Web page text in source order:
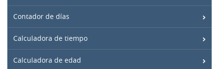
Contador de días
Calculadora de tiempo
Calculadora de edad